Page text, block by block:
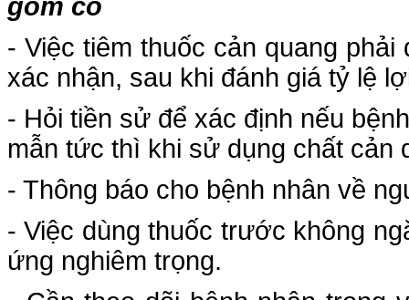
gồm có
- Việc tiêm thuốc cản quang
xác nhận, sau khi đánh giá tỷ lệ
- Hỏi tiền sử để xác định nếu
mẫn tức thì khi sử dụng chất cản
- Thông báo cho bệnh nhân về
- Việc dùng thuốc trước không
ứng nghiêm trọng.